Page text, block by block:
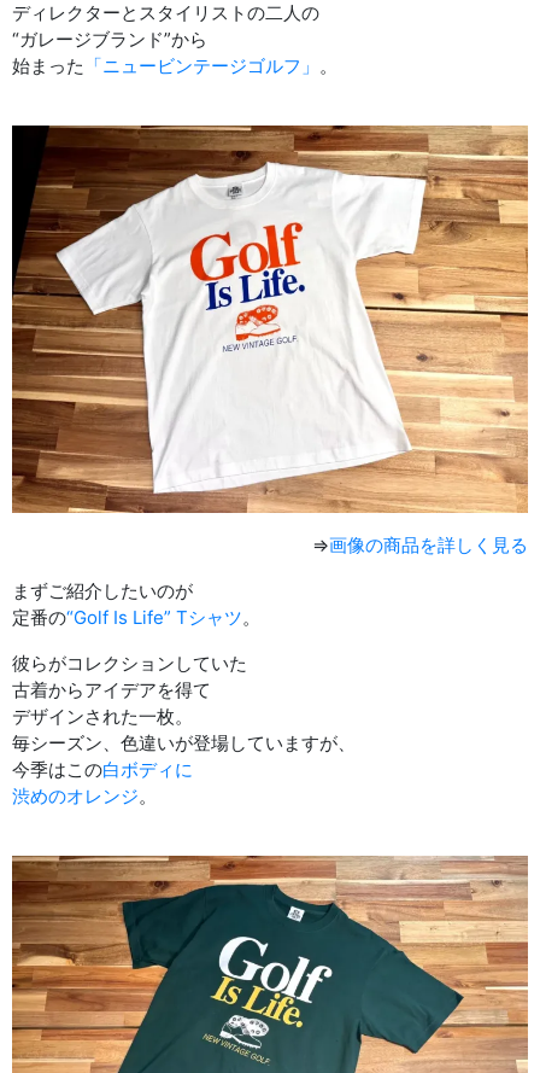
ディレクターとスタイリストの二人の
“ガレージブランド”から
始まった 「ニュービンテージゴルフ」 。
⇒画像の商品を詳しく見る
まずご紹介したいのが
定番の“Golf Is Life” Tシャツ。
彼らがコレクションしていた
古着からアイデアを得て
デザインされた一枚。
毎シーズン、色違いが登場していますが、
今季はこの白ボディに
渋めのオレンジ。